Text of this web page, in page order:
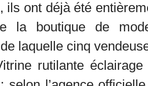
ils ont déjà été
la boutique de
de laquelle cinq
rutilante